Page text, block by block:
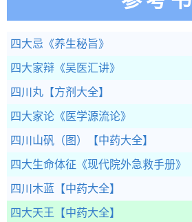
四大忌 《养生秘旨》
四大家辩 《吴医汇讲》
四川丸 【方剂大全】
四大家论 《医学源流论》
四川山矾（图） 【中药大全】
四大生命体征 《现代院外急救手册》
四川木蓝 【中药大全】
四大天王 【中药大全】